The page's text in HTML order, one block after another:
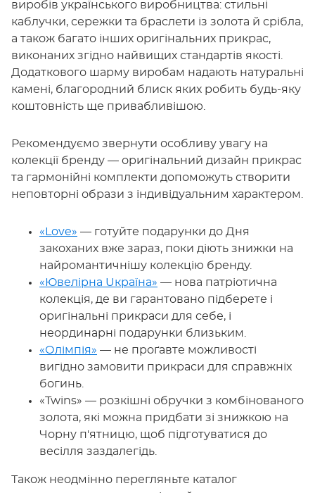
виробів українського виробництва: стильні
каблучки, сережки та браслети із золота й срібла,
а також багато інших оригінальних прикрас,
виконаних згідно найвищих стандартів якості.
Додаткового шарму виробам надають натуральні
камені, благородний блиск яких робить будь-яку
коштовність ще привабливішою.
Рекомендуємо звернути особливу увагу на
колекції бренду — оригінальний дизайн прикрас
та гармонійні комплекти допоможуть створити
неповторні образи з індивідуальним характером.
«Love» — готуйте подарунки до Дня
закоханих вже зараз, поки діють знижки на
найромантичнішу колекцію бренду.
«Ювелірна Uкраїна» — нова патріотична
колекція, де ви гарантовано підберете і
оригінальні прикраси для себе, і
неординарні подарунки близьким.
«Олімпія» — не проґавте можливості
вигідно замовити прикраси для справжніх
богинь.
«Twins» — розкішні обручки з комбінованого
золота, які можна придбати зі знижкою на
Чорну п'ятницю, щоб підготуватися до
весілля заздалегідь.
Також неодмінно перегляньте каталог